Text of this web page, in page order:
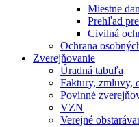
Miestne
Prehľad
Civilná
Ochrana
Zverejňovanie
Úradná tabuľa
Faktury, zmluvy,
Povinné
VZN
Verejné